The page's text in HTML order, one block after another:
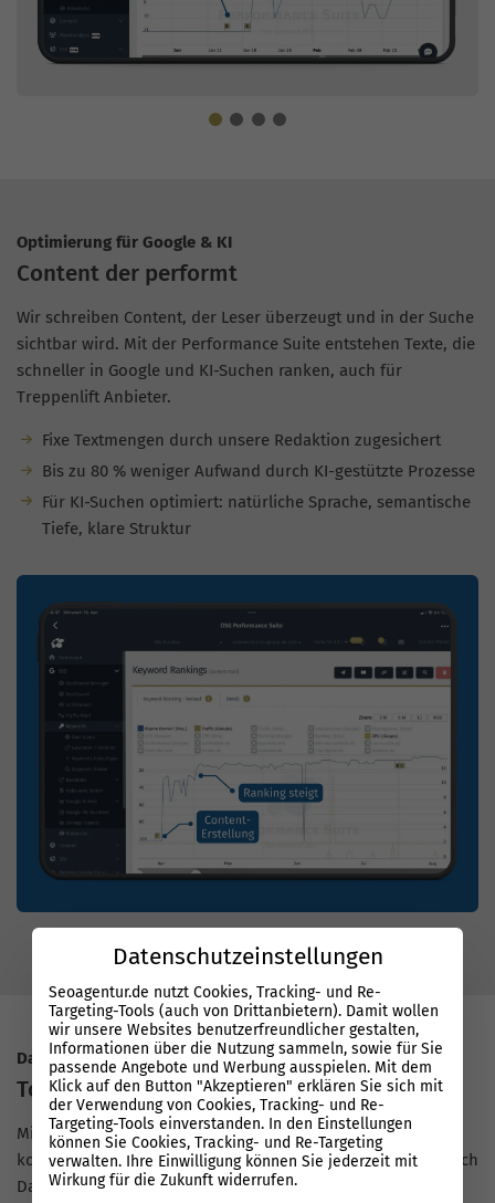
Optimierung für Google & KI
Content der performt
Wir schreiben Content, der Leser überzeugt und in der Suche
sichtbar wird. Mit der Performance Suite entstehen Texte, die
schneller in Google und KI-Suchen ranken, auch für
Treppenlift Anbieter.
Fixe Textmengen durch unsere Redaktion zugesichert
Bis zu 80 % weniger Aufwand durch KI-gestützte Prozesse
Für KI-Suchen optimiert: natürliche Sprache, semantische
Tiefe, klare Struktur
Datenbasierter Erfolg mit System
Top Rankings bei Google
Mit unserer Performance Suite arbeiten SEO-Experten auf
konstant hohem Niveau und setzen Maßnahmen sauber nach
Daten um. So entstehen schnelle und nachvollziehbare
Datenschutzeinstellungen
Seoagentur.de nutzt Cookies, Tracking- und Re-
Targeting-Tools (auch von Drittanbietern). Damit wollen
wir unsere Websites benutzerfreundlicher gestalten,
Informationen über die Nutzung sammeln, sowie für Sie
passende Angebote und Werbung ausspielen. Mit dem
Klick auf den Button "Akzeptieren" erklären Sie sich mit
der Verwendung von Cookies, Tracking- und Re-
Targeting-Tools einverstanden. In den Einstellungen
können Sie Cookies, Tracking- und Re-Targeting
verwalten. Ihre Einwilligung können Sie jederzeit mit
Wirkung für die Zukunft widerrufen.